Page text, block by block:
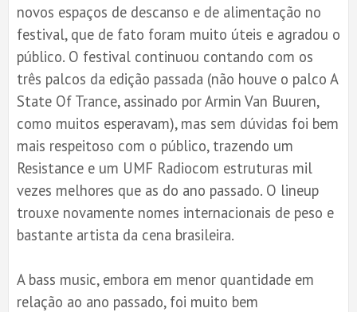
novos espaços de descanso e de alimentação no
festival, que de fato foram muito úteis e agradou o
público. O festival continuou contando com os
três palcos da edição passada (não houve o palco A
State Of Trance, assinado por Armin Van Buuren,
como muitos esperavam), mas sem dúvidas foi bem
mais respeitoso com o público, trazendo um
Resistance e um UMF Radiocom estruturas mil
vezes melhores que as do ano passado. O lineup
trouxe novamente nomes internacionais de peso e
bastante artista da cena brasileira.
A bass music, embora em menor quantidade em
relação ao ano passado, foi muito bem